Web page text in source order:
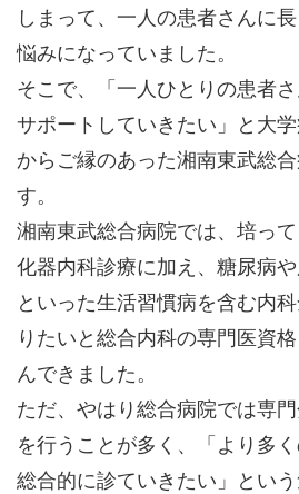
しまって、一人の患者さんに
悩みになっていました。
そこで、「一人ひとりの患者
サポートしていきたい」と大
からご縁のあった湘南東武総
す。
湘南東武総合病院では、培っ
化器内科診療に加え、糖尿病
といった生活習慣病を含む内
りたいと総合内科の専門医資
んできました。
ただ、やはり総合病院では専
を行うことが多く、「より多
総合的に診ていきたい」とい